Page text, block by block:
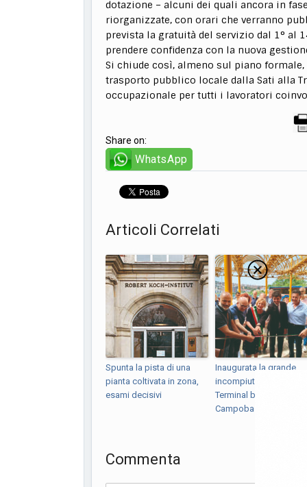
dotazione – alcuni dei quali ancora in
riorganizzate, con orari che verranno
prevista la gratuità del servizio dal 1° al
prendere confidenza con la nuova
Si chiude così, almeno sul piano
trasporto pubblico locale dalla Sati alla
occupazionale per tutti i lavoratori
Share on:
WhatsApp
Articoli Correlati
Spunta la pista di una
pianta coltivata in zona,
esami decisivi
Inaugurata la grande
incompiuta, apre il
Terminal bus di
Campobas...
Commenta